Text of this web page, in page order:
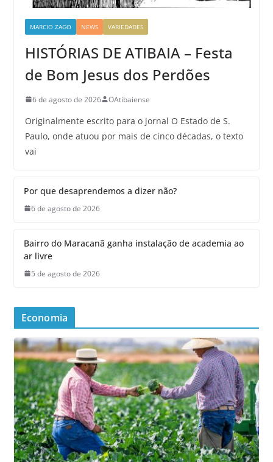
MARCIO ZAGO NEWS VARIEDADES
HISTÓRIAS DE ATIBAIA – Festa
de Bom Jesus dos Perdões
6 de agosto de 2026 OAtibaiense
Originalmente escrito para o jornal O Estado de S.
Paulo, onde atuou por mais de cinco décadas, o texto
vai
Por que desaprendemos a dizer não?
6 de agosto de 2026
Bairro do Maracanã ganha instalação de academia ao
ar livre
5 de agosto de 2026
Economia